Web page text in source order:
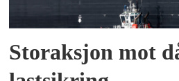
Storaksjon mot